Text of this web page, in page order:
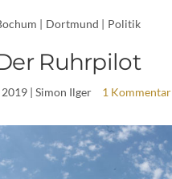
| Dortmund | Politik
Ruhrpilot
2019 | Simon Ilger 1 Kommentar